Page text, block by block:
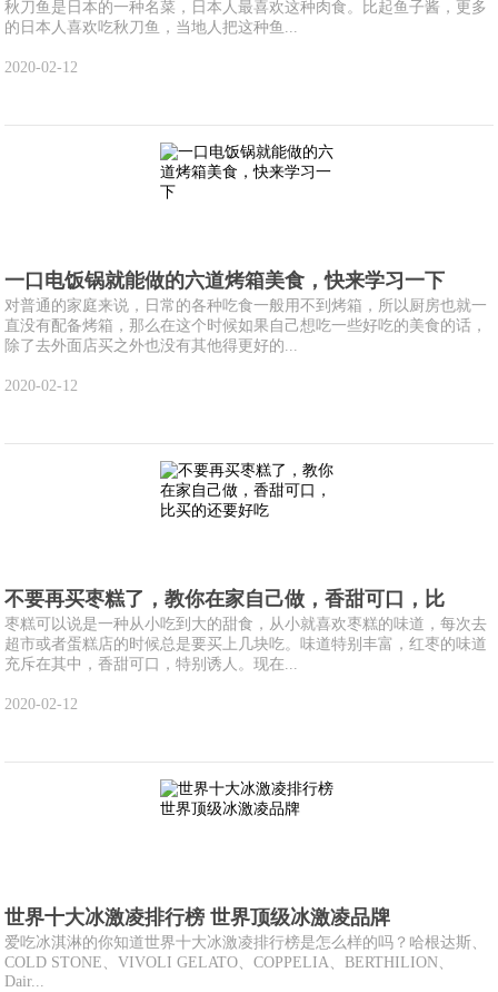
秋刀鱼是日本的一种名菜，日本人最喜欢这种肉食。比起鱼子酱，更多
的日本人喜欢吃秋刀鱼，当地人把这种鱼...
2020-02-12
一口电饭锅就能做的六道烤箱美食，快来学习一下
对普通的家庭来说，日常的各种吃食一般用不到烤箱，所以厨房也就一
直没有配备烤箱，那么在这个时候如果自己想吃一些好吃的美食的话，
除了去外面店买之外也没有其他得更好的...
2020-02-12
不要再买枣糕了，教你在家自己做，香甜可口，比
枣糕可以说是一种从小吃到大的甜食，从小就喜欢枣糕的味道，每次去
超市或者蛋糕店的时候总是要买上几块吃。味道特别丰富，红枣的味道
充斥在其中，香甜可口，特别诱人。现在...
2020-02-12
世界十大冰激凌排行榜 世界顶级冰激凌品牌
爱吃冰淇淋的你知道世界十大冰激凌排行榜是怎么样的吗？哈根达斯、
COLD STONE、VIVOLI GELATO、COPPELIA、BERTHILION、
Dair...